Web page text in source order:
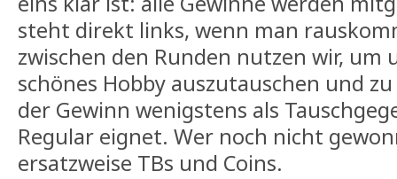
steht direkt links, wenn man
zwischen den Runden nutzen wir, um
schönes Hobby auszutauschen und
der Gewinn wenigstens als
Regular eignet. Wer noch nicht
ersatzweise TBs und Coins.